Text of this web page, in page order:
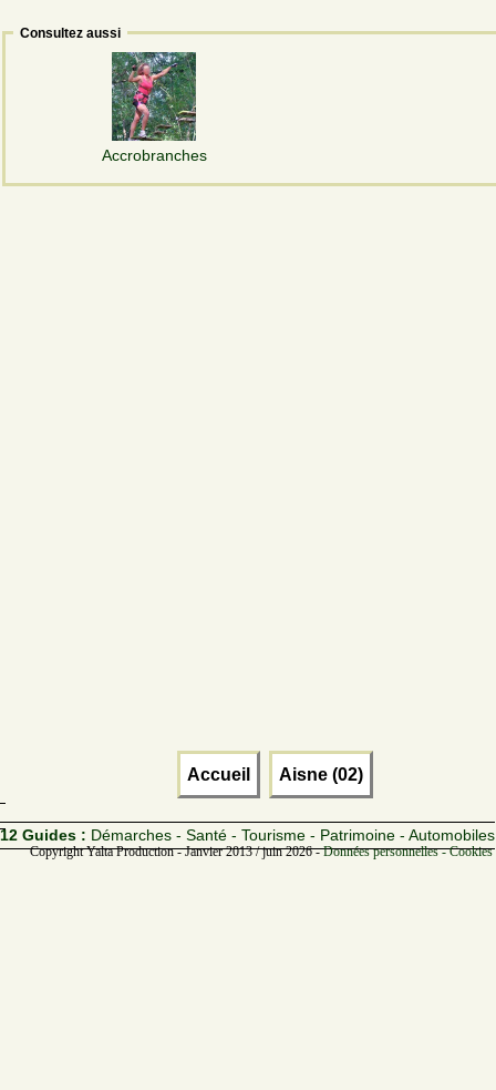
Consultez aussi
Accrobranches
Accueil Aisne (02)
12 Guides : Démarches - Santé - Tourisme - Patrimoine - Automobiles
Copyright Yalta Production - Janvier 2013 / juin 2026 -Données personnelles -